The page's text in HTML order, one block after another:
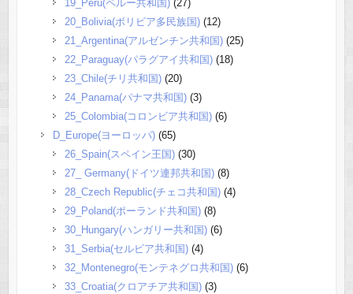
19_Peru(ペルー共和国)(27)
20_Bolivia(ボリビア多民族国)(12)
21_Argentina(アルゼンチン共和国)(25)
22_Paraguay(パラグアイ共和国)(18)
23_Chile(チリ共和国)(20)
24_Panama(パナマ共和国)(3)
25_Colombia(コロンビア共和国)(6)
D_Europe(ヨーロッパ)(65)
26_Spain(スペイン王国)(30)
27_ Germany(ドイツ連邦共和国)(8)
28_Czech Republic(チェコ共和国)(4)
29_Poland(ポーランド共和国)(8)
30_Hungary(ハンガリー共和国)(6)
31_Serbia(セルビア共和国)(4)
32_Montenegro(モンテネグロ共和国)(6)
33_Croatia(クロアチア共和国)(3)